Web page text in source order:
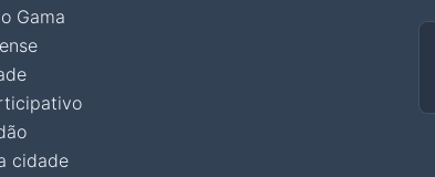
Gama
cidade